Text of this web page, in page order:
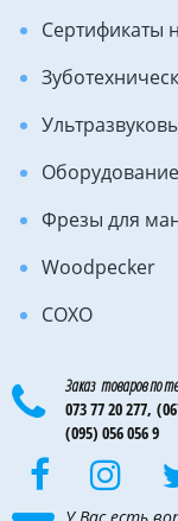
Сертификаты
Фрезы для
Woodpecker
COXO
Заказ товаров по
073 77 20 277,
(095) 056 056 9